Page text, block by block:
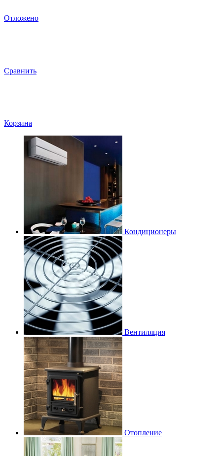
Отложено
Сравнить
Корзина
Кондиционеры
Вентиляция
Отопление